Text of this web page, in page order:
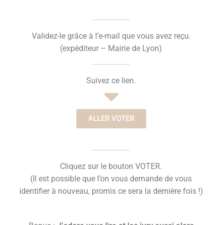
Validez-le grâce à l’e-mail que vous avez reçu.
(expéditeur – Mairie de Lyon)
Suivez ce lien.
ALLER VOTER
Cliquez sur le bouton VOTER.
(Il est possible que l’on vous demande de vous
identifier à nouveau, promis ce sera la dernière fois !)